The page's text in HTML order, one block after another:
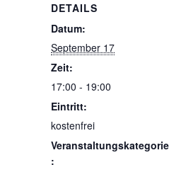
DETAILS
Datum:
September 17
Zeit:
17:00 - 19:00
Eintritt:
kostenfrei
Veranstaltungskategorie
: